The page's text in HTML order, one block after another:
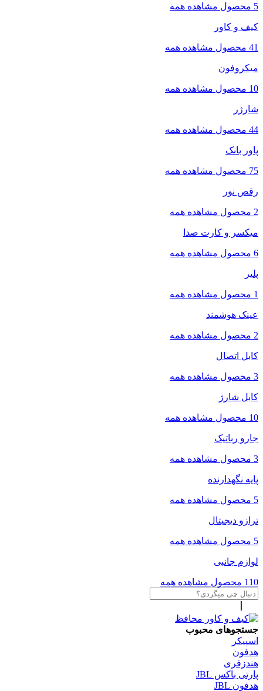
5 محصول مشاهده همه
کیف و کاور
41 محصول مشاهده همه
میکروفون
10 محصول مشاهده همه
شارژر
44 محصول مشاهده همه
پاور بانک
75 محصول مشاهده همه
رقص نور
2 محصول مشاهده همه
میکسر و کارت صدا
6 محصول مشاهده همه
پلیر
1 محصول مشاهده همه
عینک هوشمند
2 محصول مشاهده همه
کابل اتصال
3 محصول مشاهده همه
کابل شارژ
10 محصول مشاهده همه
جارو رباتیک
3 محصول مشاهده همه
پایه نگهدارنده
5 محصول مشاهده همه
ترازو دیجیتال
5 محصول مشاهده همه
لوازم جانبی
110 محصول مشاهده همه
جستجوهای محبوب
اسپیکر
هدفون
هندزفری
پارتی باکس JBL
هدفون JBL